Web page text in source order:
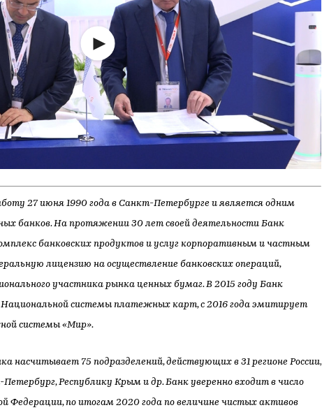
27 июня 1990 года в Санкт-Петербурге и является одним
банков. На протяжении 30 лет своей деятельности Банк
банковских продуктов и услуг корпоративным и частным
лицензию на осуществление банковских операций,
участника рынка ценных бумаг. В 2015 году Банк
Национальной системы платежных карт, с 2016 года эмитирует
системы «Мир».
насчитывает 75 подразделений, действующих в 31 регионе России,
Республику Крым и др. Банк уверенно входит в число
Федерации, по итогам 2020 года по величине чистых активов